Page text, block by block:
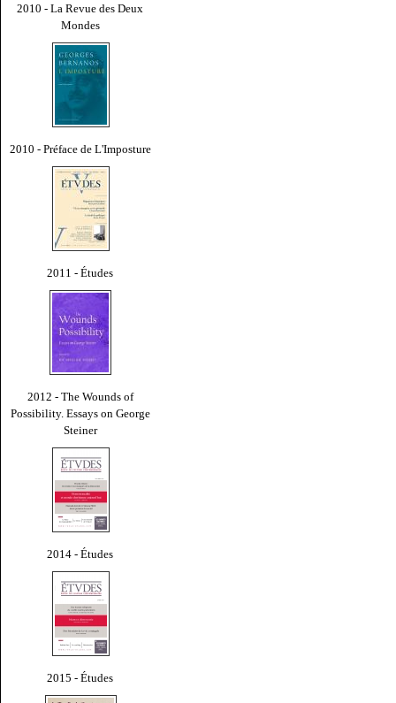
2010 - La Revue des Deux
Mondes
2010 - Préface de L'Imposture
2011 - Études
2012 - The Wounds of
Possibility. Essays on George
Steiner
2014 - Études
2015 - Études